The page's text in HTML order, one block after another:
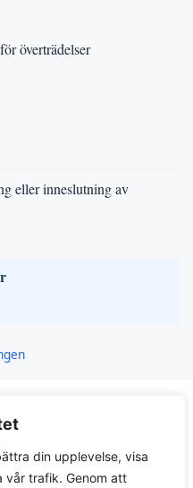
din upplevelse, visa
vår trafik. Genom att
överträdelser
eller inneslutning av